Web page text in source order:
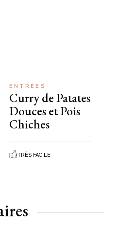
ENTRÉES
Curry de Patates
Douces et Pois
Chiches
TRÈS FACILE